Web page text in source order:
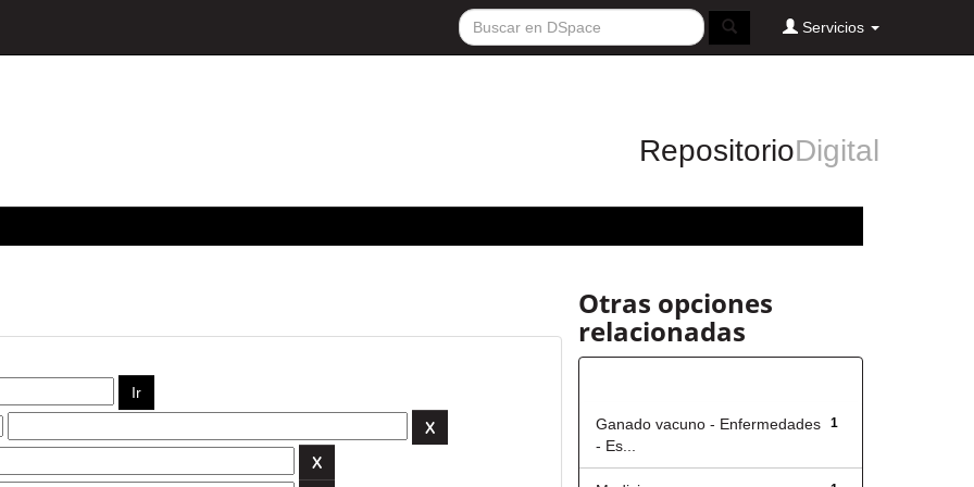
Servicios
RepositorioDigital
Otras opciones
relacionadas
1
Ganado vacuno - Enfermedades
- Es...